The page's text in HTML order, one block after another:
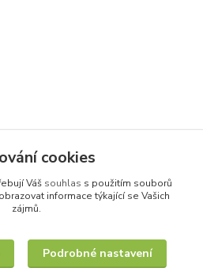
cookies
Váš souhlas s použitím souborů
informace týkající se Vašich
zájmů.
Podrobné nastavení